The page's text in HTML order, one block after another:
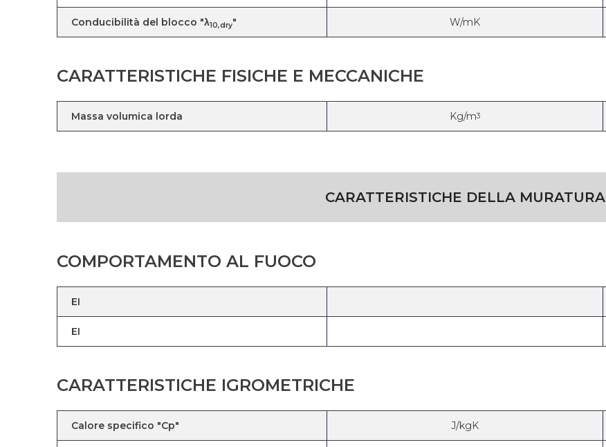
Conducibilità del blocco "λ10,dry" W/mK
CARATTERISTICHE FISICHE E MECCANICHE
Massa volumica lorda Kg/m3
CARATTERISTICHE DELLA MURATURA
COMPORTAMENTO AL FUOCO
EI
EI
CARATTERISTICHE IGROMETRICHE
Calore specifico "Cp" J/kgK